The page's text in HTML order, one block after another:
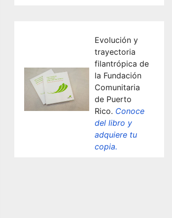
Evolución y
trayectoria
filantrópica de
la Fundación
Comunitaria
de Puerto
Rico. Conoce
del libro y
adquiere tu
copia.